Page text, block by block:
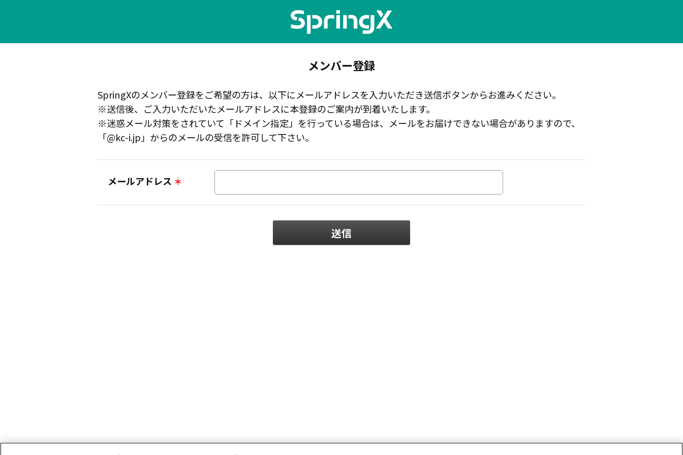
メンバー登録
SpringXのメンバー登録をご希望の方は、以下にメールアドレスを入力いただき送信ボタンからお進みください。
※送信後、ご入力いただいたメールアドレスに本登録のご案内が到着いたします。
※迷惑メール対策をされていて「ドメイン指定」を行っている場合は、メールをお届けできない場合がありますので、
「@kc-i.jp」からのメールの受信を許可して下さい。
メールアドレス ＊